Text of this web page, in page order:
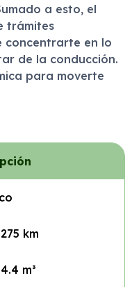
a esto, el
trámites
concentrarte en lo
de la conducción.
para moverte
km
m³